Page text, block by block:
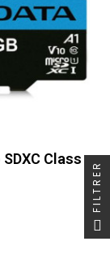
Class
FILTRER